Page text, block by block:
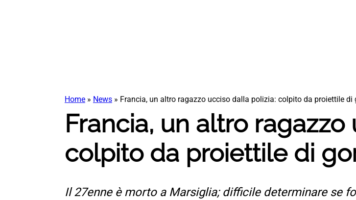
Home » News » Francia, un altro ragazzo ucciso dalla polizia: colpito da proiettile di
Francia, un altro
colpito da proiettile di
Il 27enne è morto a Marsiglia; difficile determinare se